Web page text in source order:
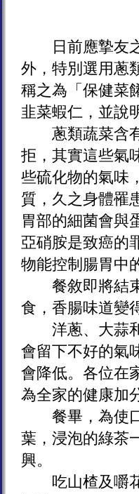
日前應摯友之
外，特別選用蔥
稱之為「保健菜
韭菜蝦仁，並說
蔥類蔬菜含有
拒，其實這些氣
些硫化物的氣味
質，久之身體罹
胃部的細菌會與
亞硝胺是致癌的
物能控制腸胃中
餐敘即將結束
食，香腸味道變
洋蔥、大蒜和
會留下不好的氣
會降低。各位在
為全家的健康加
餐畢，為使口
葉，浸泡的綠茶
興。
吃山楂及嚼花